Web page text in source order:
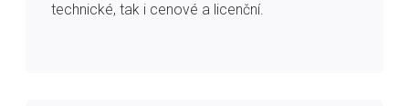
technické, tak i cenové a licenční.